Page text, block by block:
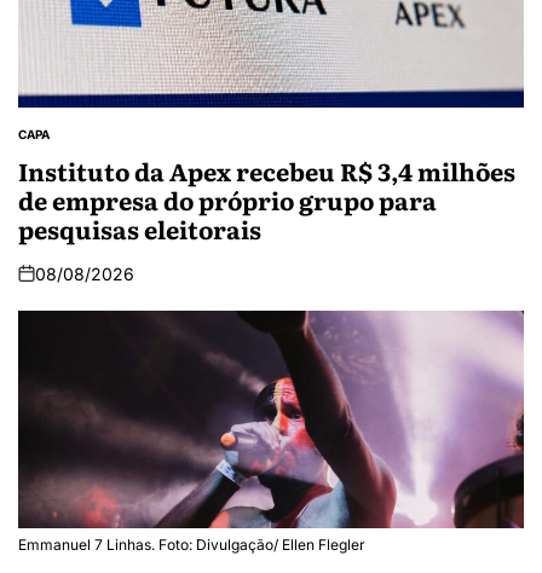
CAPA
Instituto da Apex recebeu R$ 3,4 milhões
de empresa do próprio grupo para
pesquisas eleitorais
08/08/2026
Emmanuel 7 Linhas. Foto: Divulgação/ Ellen Flegler